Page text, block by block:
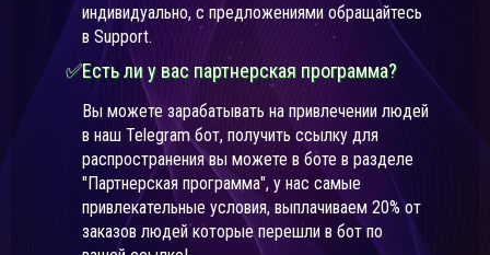
индивидуально, с предложениями обращайтесь
в Support.
✅Есть ли у вас партнерская программа?
Вы можете зарабатывать на привлечении людей
в наш Telegram бот, получить ссылку для
распространения вы можете в боте в разделе
"Партнерская программа", у нас самые
привлекательные условия, выплачиваем 20% от
заказов людей которые перешли в бот по